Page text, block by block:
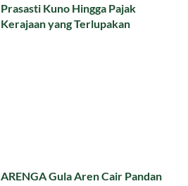
Prasasti Kuno Hingga Pajak
Kerajaan yang Terlupakan
ARENGA Gula Aren Cair Pandan